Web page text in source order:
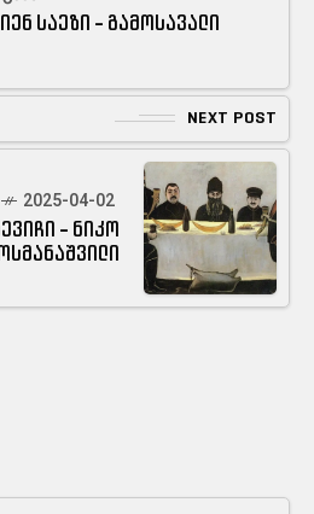
საეზი - გამოსავალი
NEXT POST
2025-04-02
- ნიკო